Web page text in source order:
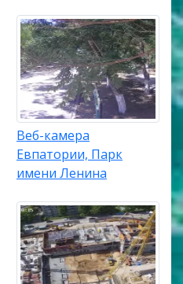
Веб-камера
Евпатории, Парк
имени Ленина